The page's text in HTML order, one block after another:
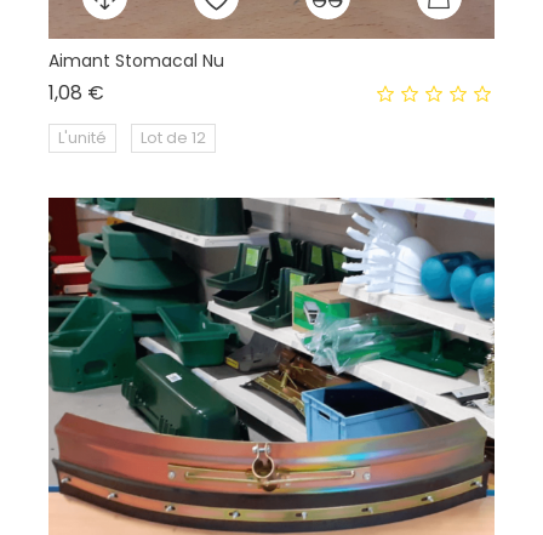
Aimant Stomacal Nu
1,08 €
L'unité Lot de 12